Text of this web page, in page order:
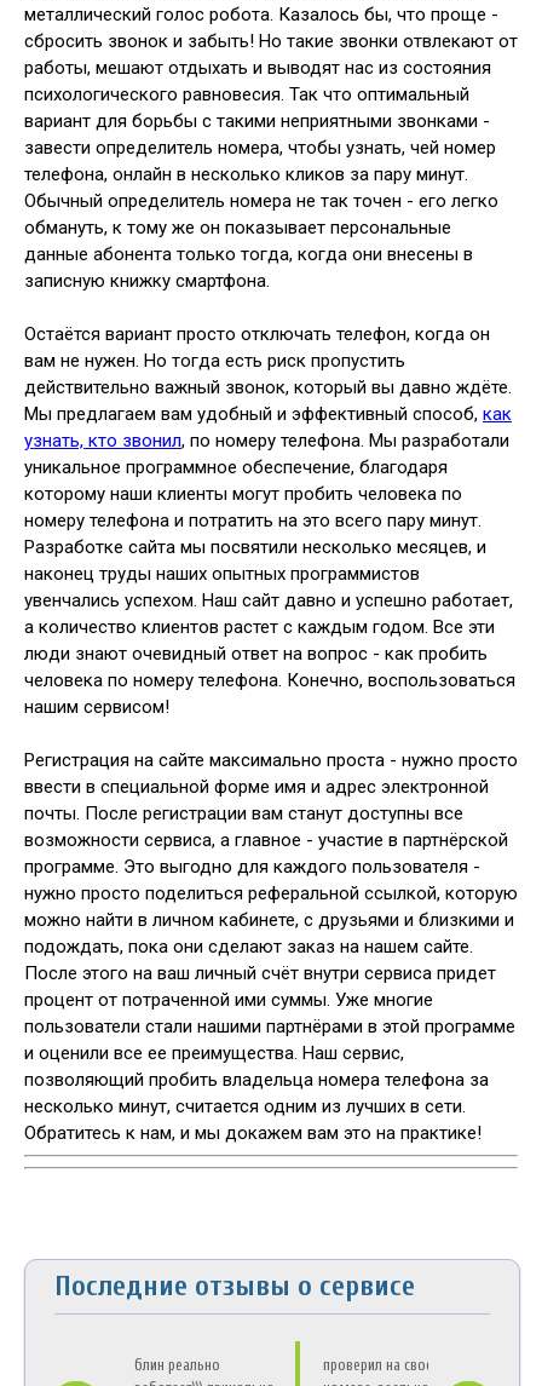
металлический голос робота. Казалось бы, что проще -
сбросить звонок и забыть! Но такие звонки отвлекают от
работы, мешают отдыхать и выводят нас из состояния
психологического равновесия. Так что оптимальный
вариант для борьбы с такими неприятными звонками -
завести определитель номера, чтобы узнать, чей номер
телефона, онлайн в несколько кликов за пару минут.
Обычный определитель номера не так точен - его легко
обмануть, к тому же он показывает персональные
данные абонента только тогда, когда они внесены в
записную книжку смартфона.
Остаётся вариант просто отключать телефон, когда он
вам не нужен. Но тогда есть риск пропустить
действительно важный звонок, который вы давно ждёте.
Мы предлагаем вам удобный и эффективный способ, как
узнать, кто звонил, по номеру телефона. Мы разработали
уникальное программное обеспечение, благодаря
которому наши клиенты могут пробить человека по
номеру телефона и потратить на это всего пару минут.
Разработке сайта мы посвятили несколько месяцев, и
наконец труды наших опытных программистов
увенчались успехом. Наш сайт давно и успешно работает,
а количество клиентов растет с каждым годом. Все эти
люди знают очевидный ответ на вопрос - как пробить
человека по номеру телефона. Конечно, воспользоваться
нашим сервисом!
Регистрация на сайте максимально проста - нужно просто
ввести в специальной форме имя и адрес электронной
почты. После регистрации вам станут доступны все
возможности сервиса, а главное - участие в партнёрской
программе. Это выгодно для каждого пользователя -
нужно просто поделиться реферальной ссылкой, которую
можно найти в личном кабинете, с друзьями и близкими и
подождать, пока они сделают заказ на нашем сайте.
После этого на ваш личный счёт внутри сервиса придет
процент от потраченной ими суммы. Уже многие
пользователи стали нашими партнёрами в этой программе
и оценили все ее преимущества. Наш сервис,
позволяющий пробить владельца номера телефона за
несколько минут, считается одним из лучших в сети.
Обратитесь к нам, и мы докажем вам это на практике!
Последние отзывы о сервисе
блин реально
проверил на своем